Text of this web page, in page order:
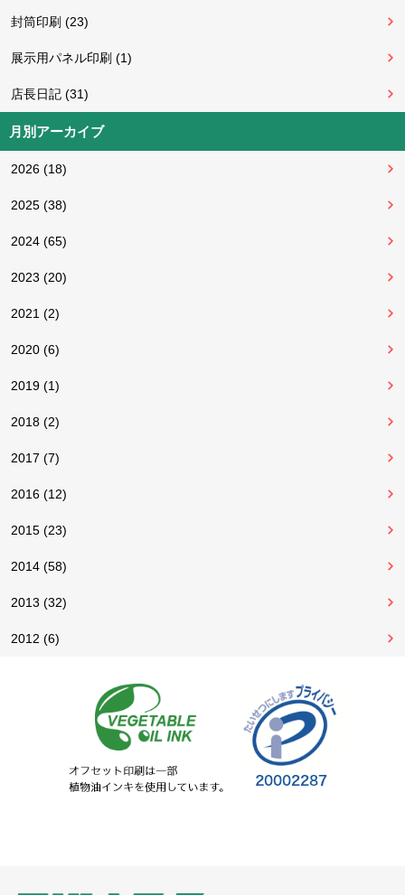
封筒印刷 (23)
展示用パネル印刷 (1)
店長日記 (31)
月別アーカイブ
2026 (18)
2025 (38)
2024 (65)
2023 (20)
2021 (2)
2020 (6)
2019 (1)
2018 (2)
2017 (7)
2016 (12)
2015 (23)
2014 (58)
2013 (32)
2012 (6)